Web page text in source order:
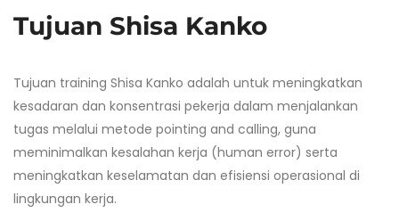
Tujuan Shisa Kanko
Tujuan training Shisa Kanko adalah untuk meningkatkan
kesadaran dan konsentrasi pekerja dalam menjalankan
tugas melalui metode pointing and calling, guna
meminimalkan kesalahan kerja (human error) serta
meningkatkan keselamatan dan efisiensi operasional di
lingkungan kerja.